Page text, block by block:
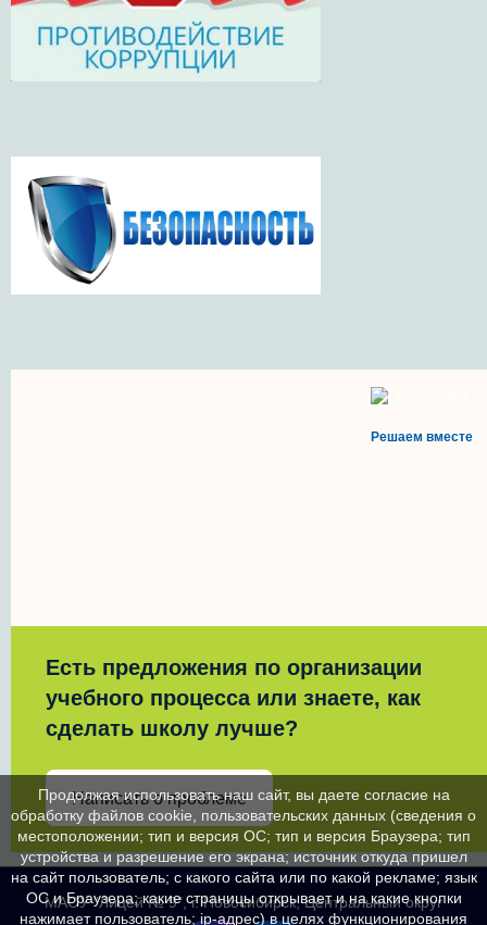
Решаем вместе
Есть предложения по организации
учебного процесса или знаете, как
сделать школу лучше?
Написать о проблеме
МАОУ "Лицей № 9", г. Новосибирск, Центральный округ
Продолжая использовать наш сайт, вы даете согласие на
обработку файлов cookie, пользовательских данных (сведения о
местоположении; тип и версия ОС; тип и версия Браузера; тип
устройства и разрешение его экрана; источник откуда пришел
на сайт пользователь; с какого сайта или по какой рекламе; язык
ОС и Браузера; какие страницы открывает и на какие кнопки
нажимает пользователь; ip-адрес) в целях функционирования